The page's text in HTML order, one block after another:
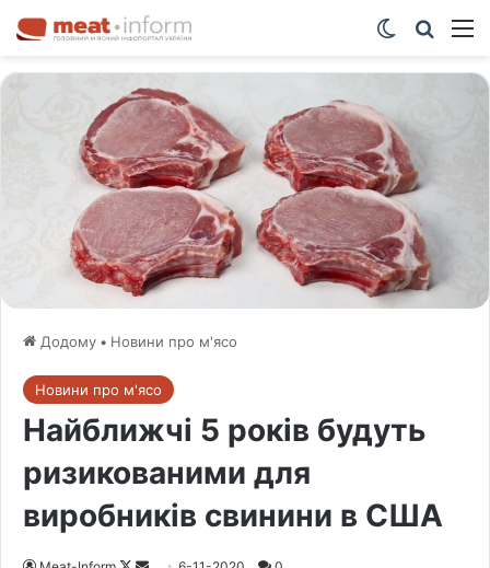
Switch skin
Додому • Новини про м'ясо
Новини про м'ясо
Найближчі 5 років будуть
ризикованими для
виробників свинини в США